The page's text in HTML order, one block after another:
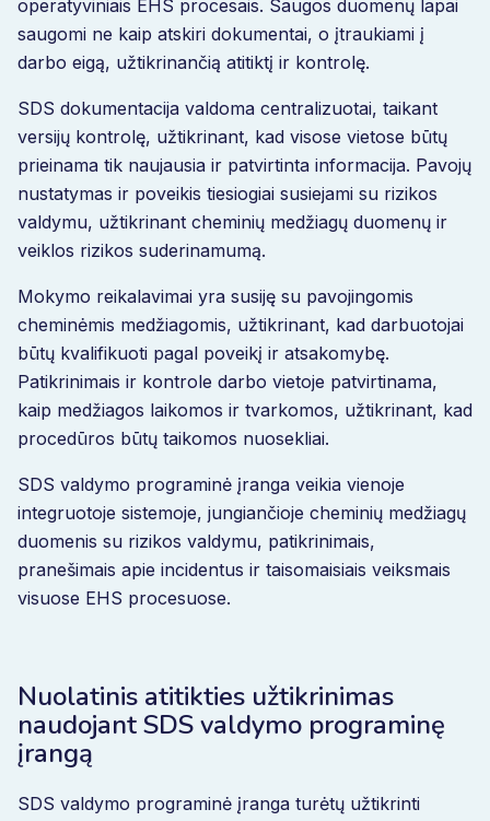
operatyviniais EHS procesais. Saugos duomenų lapai
saugomi ne kaip atskiri dokumentai, o įtraukiami į
darbo eigą, užtikrinančią atitiktį ir kontrolę.
SDS dokumentacija valdoma centralizuotai, taikant
versijų kontrolę, užtikrinant, kad visose vietose būtų
prieinama tik naujausia ir patvirtinta informacija. Pavojų
nustatymas ir poveikis tiesiogiai susiejami su rizikos
valdymu, užtikrinant cheminių medžiagų duomenų ir
veiklos rizikos suderinamumą.
Mokymo reikalavimai yra susiję su pavojingomis
cheminėmis medžiagomis, užtikrinant, kad darbuotojai
būtų kvalifikuoti pagal poveikį ir atsakomybę.
Patikrinimais ir kontrole darbo vietoje patvirtinama,
kaip medžiagos laikomos ir tvarkomos, užtikrinant, kad
procedūros būtų taikomos nuosekliai.
SDS valdymo programinė įranga veikia vienoje
integruotoje sistemoje, jungiančioje cheminių medžiagų
duomenis su rizikos valdymu, patikrinimais,
pranešimais apie incidentus ir taisomaisiais veiksmais
visuose EHS procesuose.
Nuolatinis atitikties užtikrinimas
naudojant SDS valdymo programinę
įrangą
SDS valdymo programinė įranga turėtų užtikrinti